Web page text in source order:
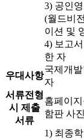
3) 공인
(월드비
이션 및
4) 보고
한 자
우대사항
국제개
자
서류전형
시 제출
서류
홈페이
함판 사
1) 최